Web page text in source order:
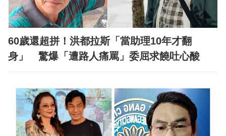
60歲還超拼！洪都拉斯「當助理10年才翻
身」 驚爆「遭路人痛罵」委屈求饒吐心酸